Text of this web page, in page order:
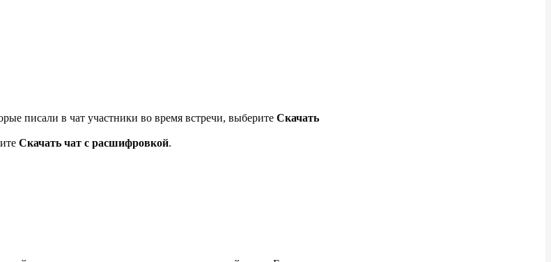
писали в чат участники во время встречи, выберите Скачать
Скачать чат с расшифровкой.